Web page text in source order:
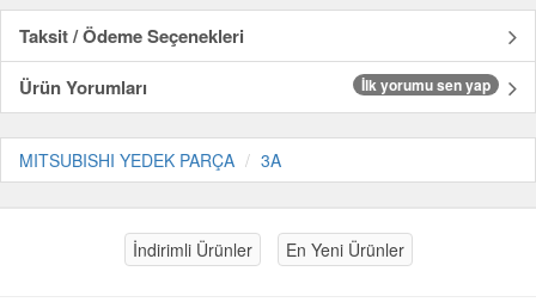
Taksit / Ödeme Seçenekleri
Ürün Yorumları
İlk yorumu sen yap
MITSUBISHI YEDEK PARÇA 3A
İndirimli Ürünler En Yeni Ürünler